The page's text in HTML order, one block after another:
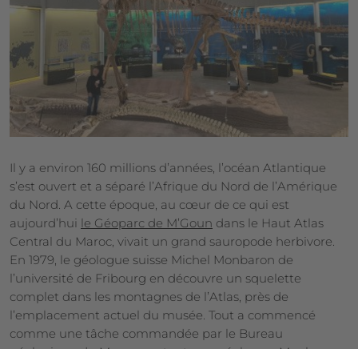
Il y a environ 160 millions d’années, l’océan Atlantique
s’est ouvert et a séparé l’Afrique du Nord de l’Amérique
du Nord. A cette époque, au cœur de ce qui est
aujourd’hui le Géoparc de M’Goun dans le Haut Atlas
Central du Maroc, vivait un grand sauropode herbivore.
En 1979, le géologue suisse Michel Monbaron de
l’université de Fribourg en découvre un squelette
complet dans les montagnes de l’Atlas, près de
l’emplacement actuel du musée. Tout a commencé
comme une tâche commandée par le Bureau